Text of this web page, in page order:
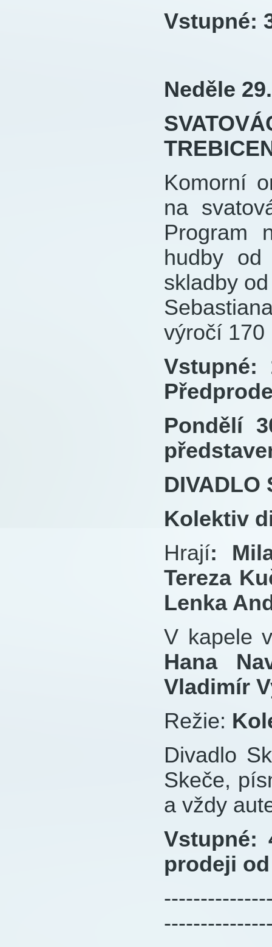
Vstupné:
Neděle
Komorní
na
Program
hudby
skladby
výročí 170
Pondělí
DIVADLO
Kolektiv
Hrají:
Tereza
Lenka
V kapele
Hana
Vladimír
Režie:
Divadlo
Skeče,
a vždy
Vstupné:
prodeji od